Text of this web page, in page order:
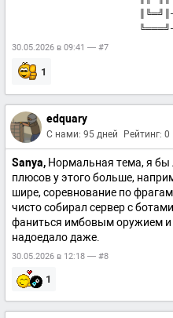
30.05.2026 в 09:41 — #7
1
edquary
С нами: 95 дней Рейтинг: 0
Sanya, Нормальная тема, я бы
плюсов у этого больше,
шире, соревнование по
чисто собирал сервер с
фаниться имбовым оружием и
надоедало даже.
30.05.2026 в 12:18 — #8
1